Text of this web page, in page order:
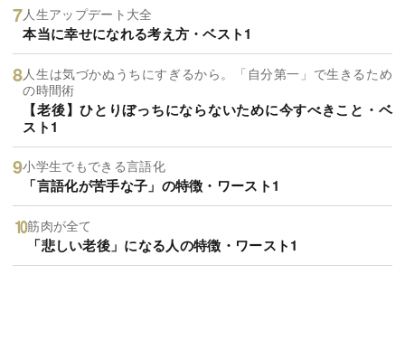
人生アップデート大全
本当に幸せになれる考え方・ベスト1
人生は気づかぬうちにすぎるから。「自分第一」で生きるため
の時間術
【老後】ひとりぼっちにならないために今すべきこと・ベ
スト1
小学生でもできる言語化
「言語化が苦手な子」の特徴・ワースト1
筋肉が全て
「悲しい老後」になる人の特徴・ワースト1